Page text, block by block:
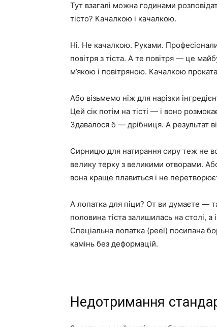
Тут взагалі можна годинами
тісто? Качалкою і качалкою.
Ні. Не качалкою. Руками.
повітря з тіста. А те повітря — це
м’якою і повітряною. Качалкою
Або візьмемо ніж для нарізки
Цей сік потім на тісті — і воно
Здавалося б — дрібниця. А результат
Сирницю для натирання сиру теж не
велику терку з великими отворами.
вона краще плавиться і не
А лопатка для піци? От ви думаєте —
половина тіста залишилась на столі,
Спеціальна лопатка (peel) посипана
камінь без деформацій.
Недотримання